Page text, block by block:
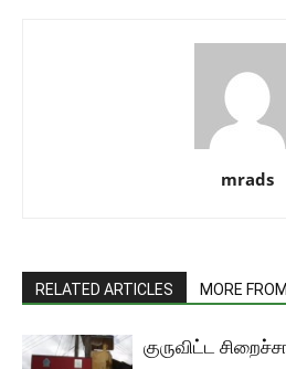
mrads
RELATED ARTICLES MORE
குருவிட்ட